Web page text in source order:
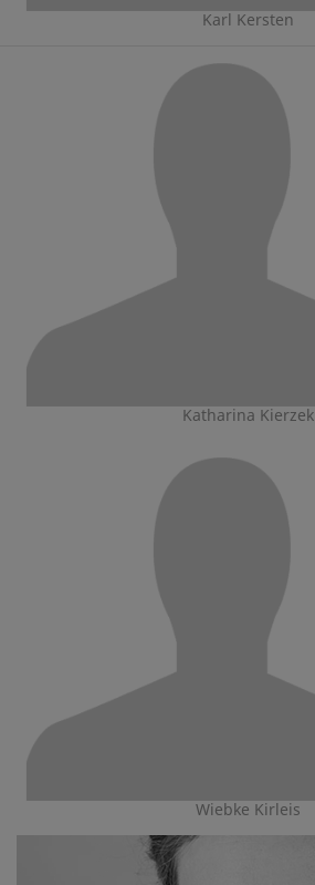
Karl Kersten
Katharina Kierzek
Wiebke Kirleis